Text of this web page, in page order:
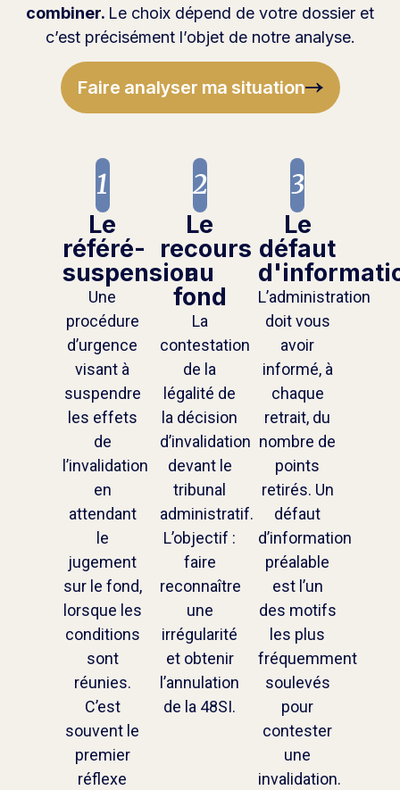
combiner. Le choix dépend de votre dossier et
c’est précisément l’objet de notre analyse.
Faire analyser ma situation
1
Le
référé-
suspension
Une
procédure
d’urgence
visant à
suspendre
les effets
de
l’invalidation
en
attendant
le
jugement
sur le fond,
lorsque les
conditions
sont
réunies.
C’est
souvent le
premier
réflexe
2
Le
recours
au
fond
La
contestation
de la
légalité de
la décision
d’invalidation
devant le
tribunal
administratif.
L’objectif :
faire
reconnaître
une
irrégularité
et obtenir
l’annulation
de la 48SI.
3
Le
défaut
L’administration
doit vous
avoir
informé, à
chaque
retrait, du
nombre de
points
retirés. Un
défaut
d’information
préalable
est l’un
des motifs
les plus
fréquemment
soulevés
pour
contester
une
invalidation.